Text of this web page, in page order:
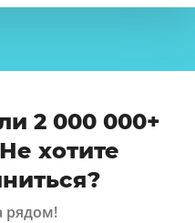
2 000 000+
хотите
рядом!